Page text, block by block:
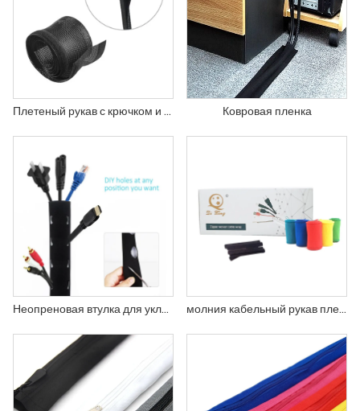
Плетеный рукав с крючком и петлей Ковровая пленка
Неопреновая втулка для укладки кабеля молния кабельный рукав плетеная пленка